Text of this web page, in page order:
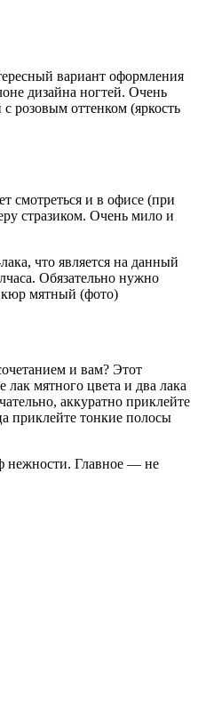
вариант оформления
дизайна ногтей. Очень
розовым оттенком (яркость
смотреться и в офисе (при
стразиком. Очень мило и
что является на данный
Обязательно нужно
и вам? Этот
мятного цвета и два лака
аккуратно приклейте
приклейте тонкие полосы
нежности. Главное — не